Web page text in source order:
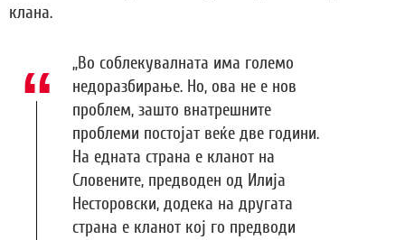
клана.
„Во соблекувалната има големо
недоразбирање. Но, ова не е нов
проблем, зашто внатрешните
проблеми постојат веќе две години.
На едната страна е кланот на
Словените, предводен од Илија
Несторовски, додека на другата
страна е кланот кој го предводи